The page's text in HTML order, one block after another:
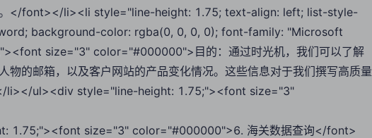
。</font></li><li style="line-height: 1.75; text-align: left; list-style-
background-color: rgba(0, 0, 0, 0); font-family: "Microsoft
size="3" color="#000000">目的：通过时光机，我们可以了解
物的邮箱，以及客户网站的产品变化情况。这些信息对于我们撰写高质量
li></ul><div style="line-height: 1.75;"><font size="3"
1.75;"><font size="3" color="#000000">6. 海关数据查询</font>